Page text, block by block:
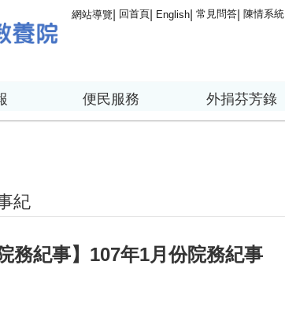
網站導覽 回首頁 English 常見問答 陳情系統
便民服務 外捐芬芳錄
紀
務紀事】107年1月份院務紀事